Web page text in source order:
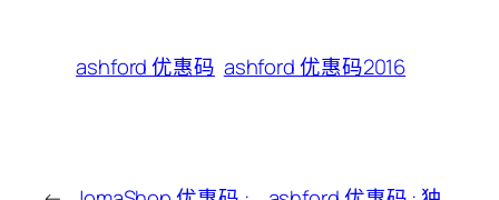
ashford 优惠码 ashford 优惠码2016